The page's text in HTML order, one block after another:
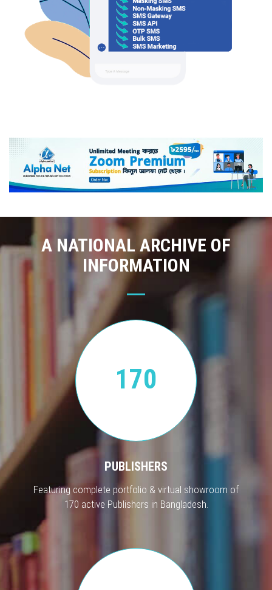
A NATIONAL ARCHIVE OF
INFORMATION
170
PUBLISHERS
Featuring complete portfolio & virtual showroom of
170 active Publishers in Bangladesh.